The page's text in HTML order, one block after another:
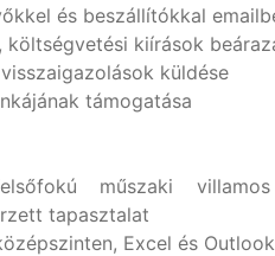
és beszállítókkal
költségvetési kiírások
küldése
támogatása
műszaki
tapasztalat
Excel és